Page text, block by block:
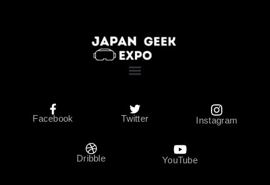
Facebook Twitter Instagram
Dribble YouTube